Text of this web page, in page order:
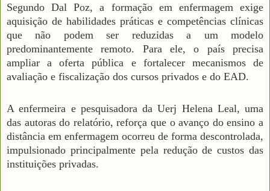
Segundo Dal Poz, a formação em enfermagem exige
aquisição de habilidades práticas e competências clínicas
que não podem ser reduzidas a um modelo
predominantemente remoto. Para ele, o país precisa
ampliar a oferta pública e fortalecer mecanismos de
avaliação e fiscalização dos cursos privados e do EAD.
A enfermeira e pesquisadora da Uerj Helena Leal, uma
das autoras do relatório, reforça que o avanço do ensino a
distância em enfermagem ocorreu de forma descontrolada,
impulsionado principalmente pela redução de custos das
instituições privadas.